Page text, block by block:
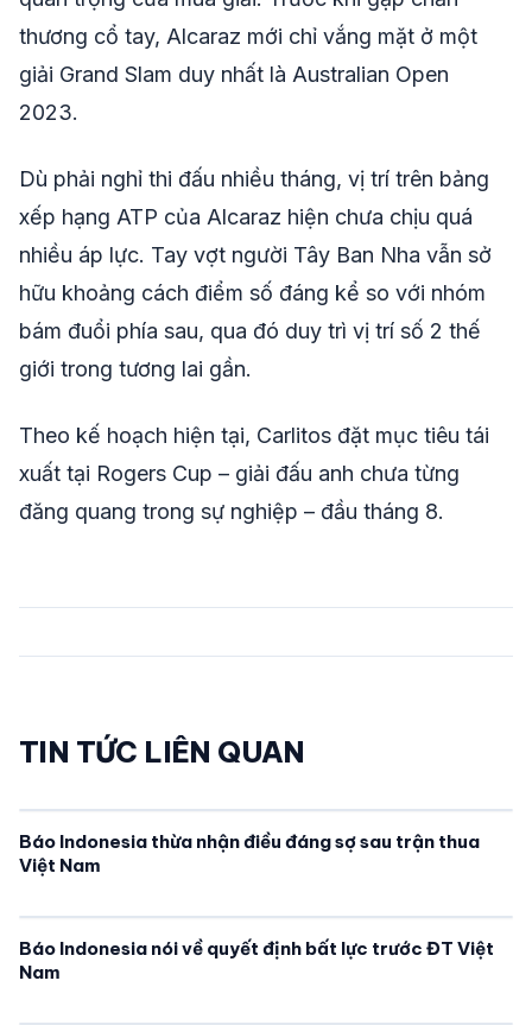
thương cổ tay, Alcaraz mới chỉ vắng mặt ở một
giải Grand Slam duy nhất là Australian Open
2023.
Dù phải nghỉ thi đấu nhiều tháng, vị trí trên bảng
xếp hạng ATP của Alcaraz hiện chưa chịu quá
nhiều áp lực. Tay vợt người Tây Ban Nha vẫn sở
hữu khoảng cách điểm số đáng kể so với nhóm
bám đuổi phía sau, qua đó duy trì vị trí số 2 thế
giới trong tương lai gần.
Theo kế hoạch hiện tại, Carlitos đặt mục tiêu tái
xuất tại Rogers Cup – giải đấu anh chưa từng
đăng quang trong sự nghiệp – đầu tháng 8.
TIN TỨC LIÊN QUAN
Báo Indonesia thừa nhận điều đáng sợ sau trận thua
Việt Nam
Báo Indonesia nói về quyết định bất lực trước ĐT Việt
Nam